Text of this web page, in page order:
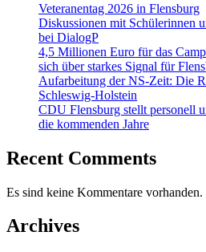
Veteranentag 2026 in Flensburg
Diskussionen mit Schülerinnen
bei DialogP
4,5 Millionen Euro für das
sich über starkes Signal für
Aufarbeitung der NS-Zeit: Die
Schleswig-Holstein
CDU Flensburg stellt personell
die kommenden Jahre
Recent Comments
Es sind keine Kommentare vorhanden.
Archives